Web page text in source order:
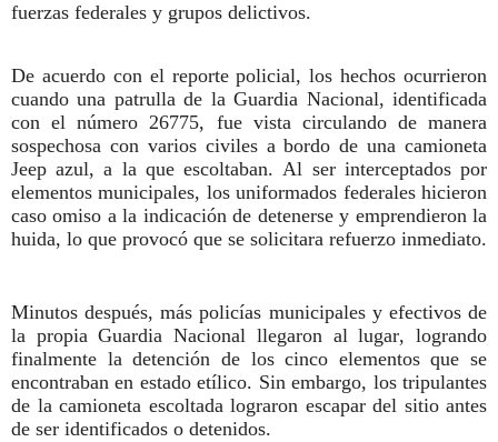
fuerzas federales y grupos delictivos.
De acuerdo con el reporte policial, los hechos ocurrieron
cuando una patrulla de la Guardia Nacional, identificada
con el número 26775, fue vista circulando de manera
sospechosa con varios civiles a bordo de una camioneta
Jeep azul, a la que escoltaban. Al ser interceptados por
elementos municipales, los uniformados federales hicieron
caso omiso a la indicación de detenerse y emprendieron la
huida, lo que provocó que se solicitara refuerzo inmediato.
Minutos después, más policías municipales y efectivos de
la propia Guardia Nacional llegaron al lugar, logrando
finalmente la detención de los cinco elementos que se
encontraban en estado etílico. Sin embargo, los tripulantes
de la camioneta escoltada lograron escapar del sitio antes
de ser identificados o detenidos.